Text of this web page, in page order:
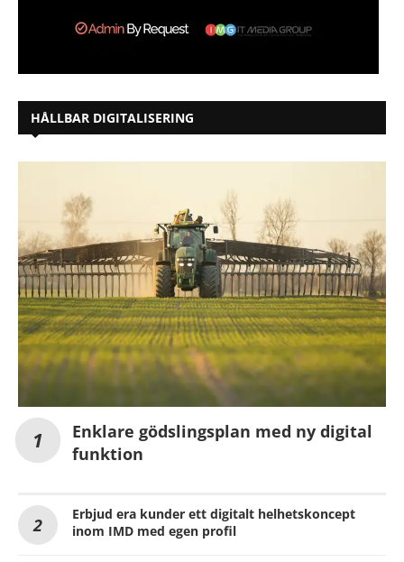
HÅLLBAR DIGITALISERING
Enklare gödslingsplan med ny digital
funktion
Erbjud era kunder ett digitalt helhetskoncept
inom IMD med egen profil